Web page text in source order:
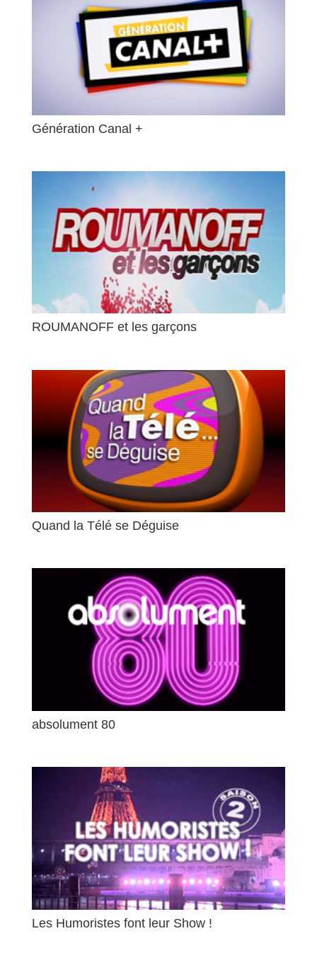
Génération Canal +
ROUMANOFF et les garçons
Quand la Télé se Déguise
absolument 80
Les Humoristes font leur Show !